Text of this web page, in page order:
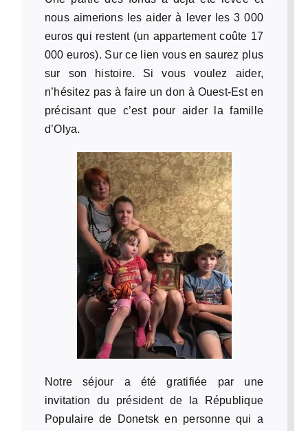
nous aimerions les aider à lever les 3 000
euros qui restent (un appartement coûte 17
000 euros). Sur ce lien vous en saurez plus
sur son histoire. Si vous voulez aider,
n’hésitez pas à faire un don à Ouest-Est en
précisant que c’est pour aider la famille
d’Olya.
Notre séjour a été gratifiée par une
invitation du président de la République
Populaire de Donetsk en personne qui a